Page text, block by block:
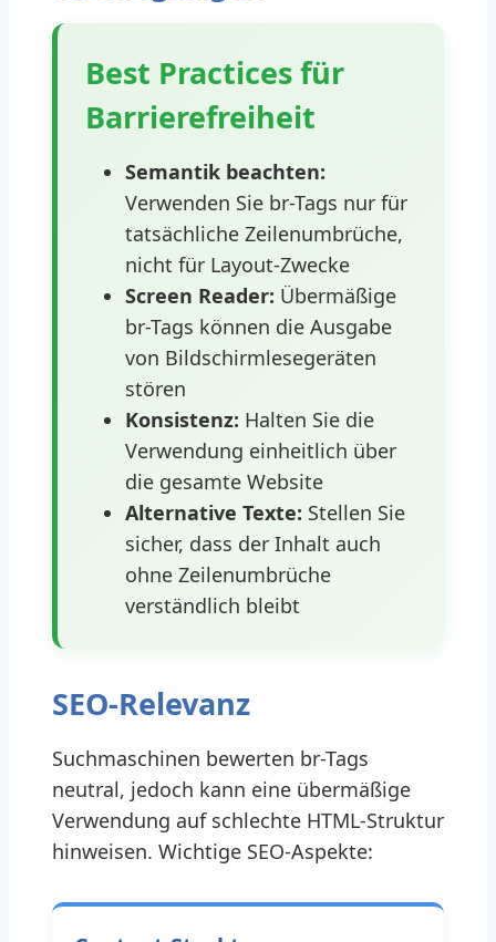
Best Practices für
Barrierefreiheit
Semantik beachten:
Verwenden Sie br-Tags nur für
tatsächliche Zeilenumbrüche,
nicht für Layout-Zwecke
Screen Reader: Übermäßige
br-Tags können die Ausgabe
von Bildschirmlesegeräten
stören
Konsistenz: Halten Sie die
Verwendung einheitlich über
die gesamte Website
Alternative Texte: Stellen Sie
sicher, dass der Inhalt auch
ohne Zeilenumbrüche
verständlich bleibt
SEO-Relevanz
Suchmaschinen bewerten br-Tags
neutral, jedoch kann eine übermäßige
Verwendung auf schlechte HTML-Struktur
hinweisen. Wichtige SEO-Aspekte: